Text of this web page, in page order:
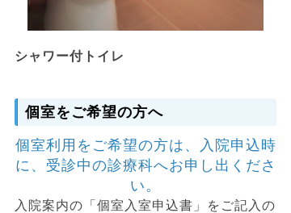
シャワー付トイレ
個室をご希望の方へ
個室利用をご希望の方は、入院申込時
に、受診中の診療科へお申し出くださ
い。
入院案内の「個室入室申込書」をご記入の